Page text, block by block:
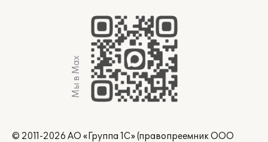
Мы в Max
© 2011-2026 АО «Группа 1С» (правопреемник ООО